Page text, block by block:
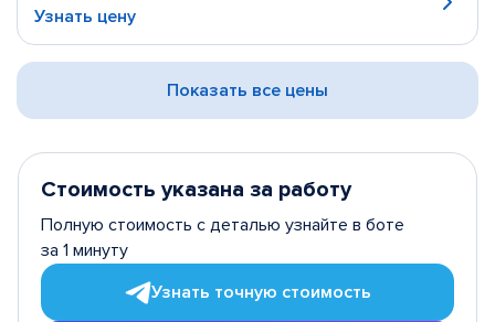
Узнать цену
Показать все цены
Стоимость указана за работу
Полную стоимость с деталью узнайте в боте
за 1 минуту
Узнать точную стоимость